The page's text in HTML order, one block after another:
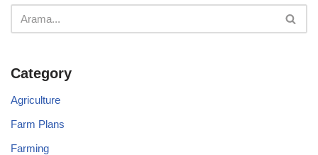
Category
Agriculture
Farm Plans
Farming